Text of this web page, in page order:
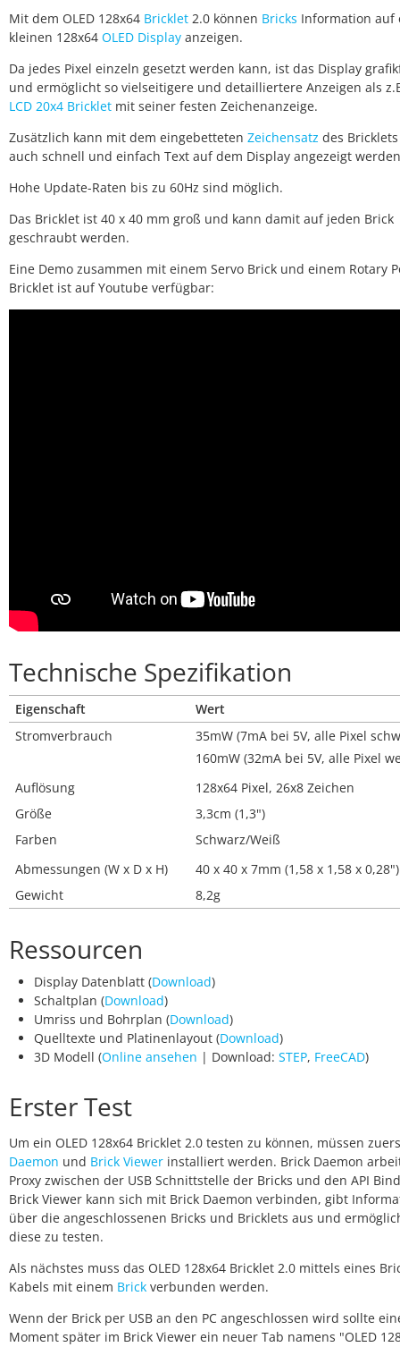
Mit dem OLED 128x64 Bricklet 2.0 können Bricks Information auf
kleinen 128x64 OLED Display anzeigen.
Da jedes Pixel einzeln gesetzt werden kann, ist das Display
und ermöglicht so vielseitigere und detailliertere Anzeigen als
LCD 20x4 Bricklet mit seiner festen Zeichenanzeige.
Zusätzlich kann mit dem eingebetteten Zeichensatz des
auch schnell und einfach Text auf dem Display angezeigt
Hohe Update-Raten bis zu 60Hz sind möglich.
Das Bricklet ist 40 x 40 mm groß und kann damit auf jeden Brick
geschraubt werden.
Eine Demo zusammen mit einem Servo Brick und einem Rotary
Bricklet ist auf Youtube verfügbar:
Technische Spezifikation
Eigenschaft
Wert
Stromverbrauch
35mW (7mA bei 5V, alle Pixel
160mW (32mA bei 5V, alle Pixel
Auflösung
128x64 Pixel, 26x8 Zeichen
Größe
3,3cm (1,3")
Farben
Schwarz/Weiß
Abmessungen (W x D x H)
40 x 40 x 7mm (1,58 x 1,58 x 0,28")
Gewicht
8,2g
Ressourcen
Display Datenblatt (Download)
Schaltplan (Download)
Umriss und Bohrplan (Download)
Quelltexte und Platinenlayout (Download)
3D Modell (Online ansehen | Download: STEP, FreeCAD)
Erster Test
Um ein OLED 128x64 Bricklet 2.0 testen zu können, müssen
Daemon und Brick Viewer installiert werden. Brick Daemon
Proxy zwischen der USB Schnittstelle der Bricks und den API
Brick Viewer kann sich mit Brick Daemon verbinden, gibt
über die angeschlossenen Bricks und Bricklets aus und
diese zu testen.
Als nächstes muss das OLED 128x64 Bricklet 2.0 mittels eines
Kabels mit einem Brick verbunden werden.
Wenn der Brick per USB an den PC angeschlossen wird sollte
Moment später im Brick Viewer ein neuer Tab namens "OLED